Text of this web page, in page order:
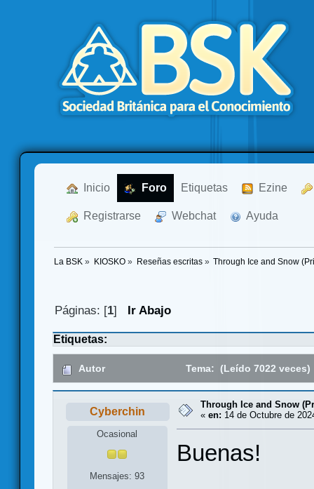
Inicio Foro Etiquetas Ezine
Registrarse Webchat Ayuda
La BSK » KIOSKO» Reseñas escritas» Through Ice and Snow
Páginas: [1] Ir Abajo
Etiquetas:
Autor Tema: (Leído 7022 veces)
Cyberchin
Ocasional
Mensajes: 93
Through Ice and Snow
« en: 14 de Octubre de
Buenas!